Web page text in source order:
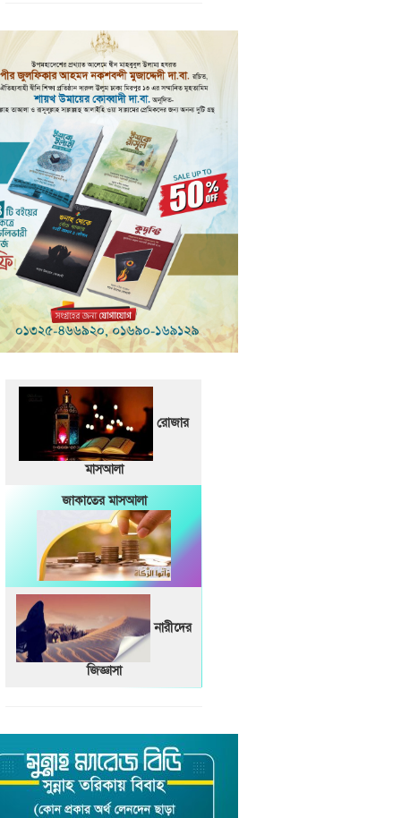
রোজার
মাসআলা
জাকাতের মাসআলা
নারীদের
জিজ্ঞাসা